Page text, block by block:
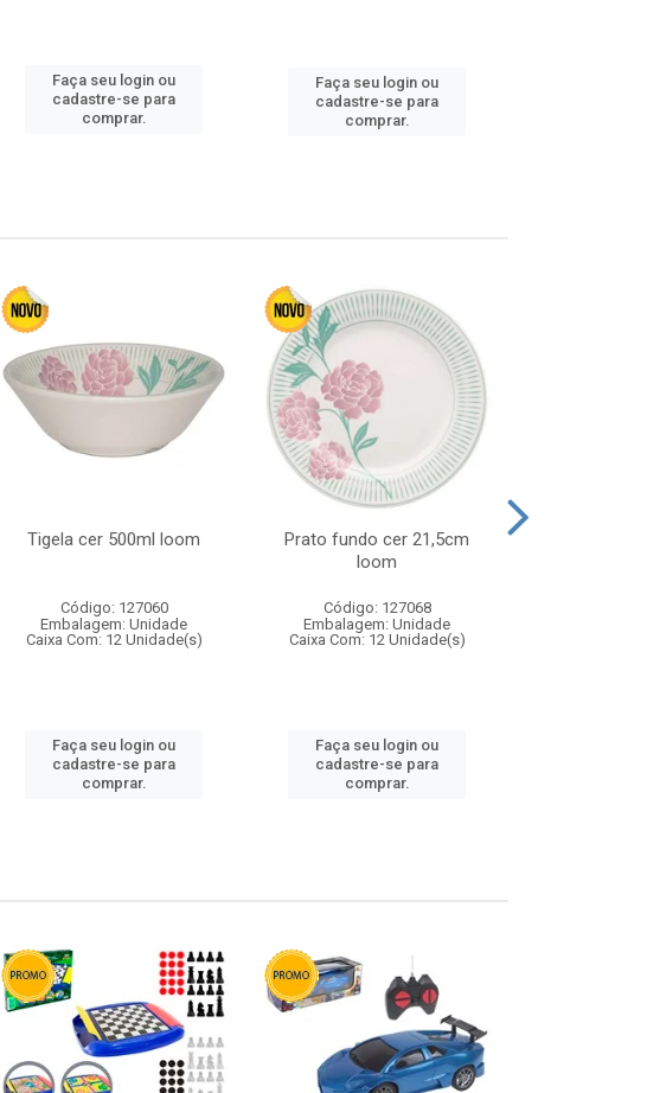
Faça seu login ou
cadastre-se para
comprar.
Faça seu login ou
cadastre-se para
comprar.
Tigela cer 500ml loom
Código: 127060
Embalagem: Unidade
Caixa Com: 12 Unidade(s)
Faça seu login ou
cadastre-se para
comprar.
Prato fundo cer 21,5cm
loom
Código: 127068
Embalagem: Unidade
Caixa Com: 12 Unidade(s)
Faça seu login ou
cadastre-se para
comprar.